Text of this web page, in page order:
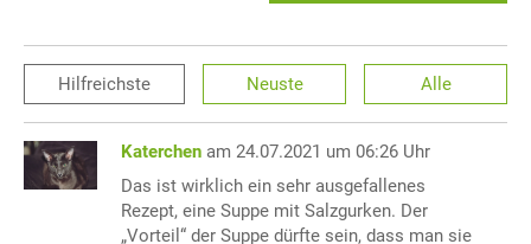
Hilfreichste Neuste Alle
Katerchen am 24.07.2021 um 06:26 Uhr
Das ist wirklich ein sehr ausgefallenes
Rezept, eine Suppe mit Salzgurken. Der
„Vorteil“ der Suppe dürfte sein, dass man sie